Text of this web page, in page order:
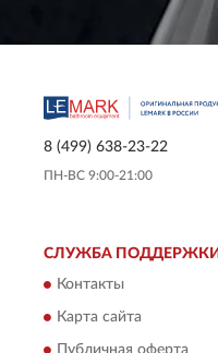
8 (499) 638-23-22
ПН-ВС 9:00-21:00
СЛУЖБА ПОДДЕРЖКИ
Контакты
Карта сайта